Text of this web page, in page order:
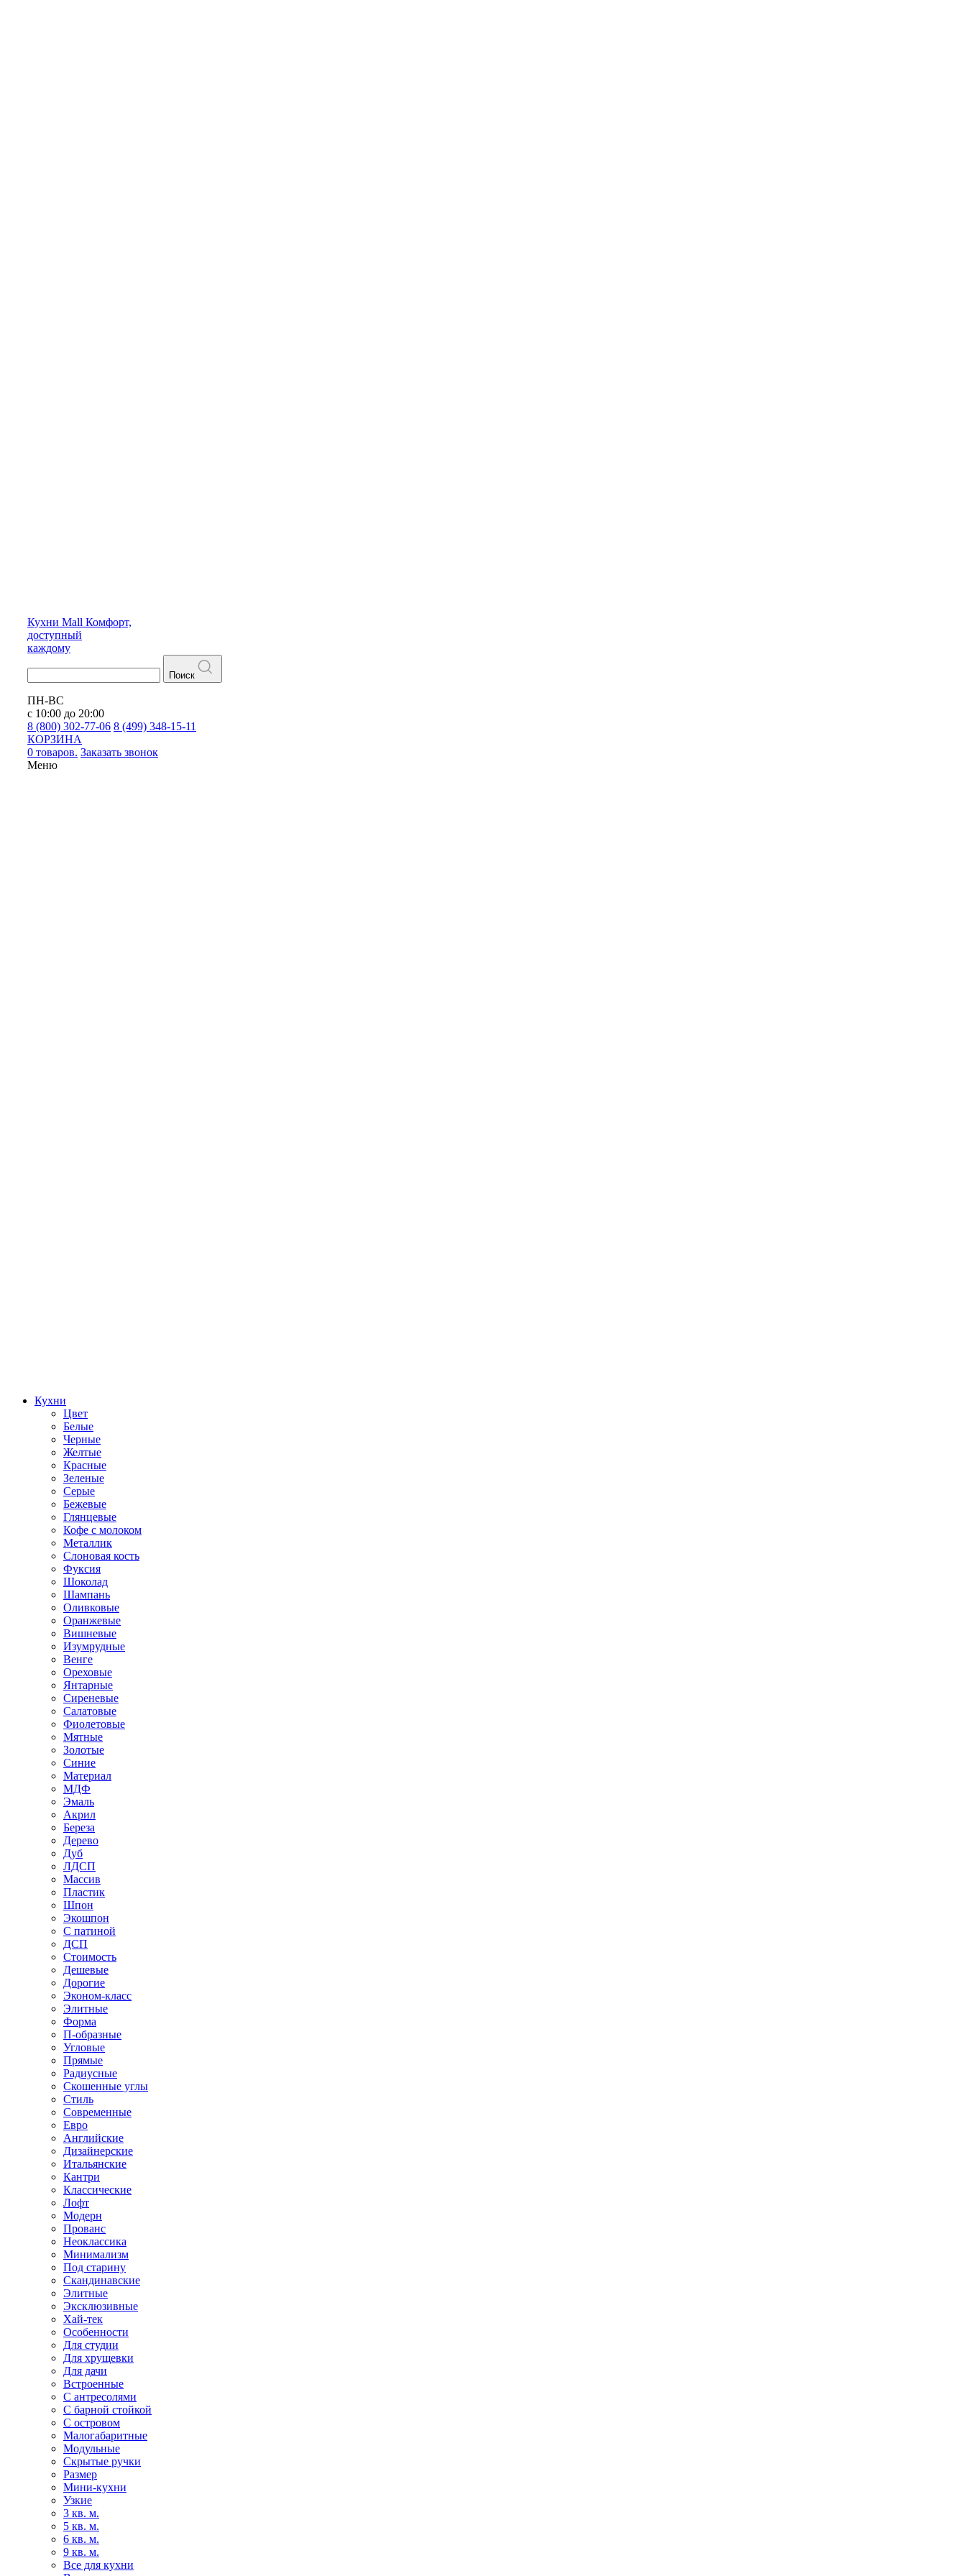
Кухни Mall Комфорт,
доступный
каждому
Поиск
ПН-ВС
с 10:00 до 20:00
8 (800) 302-77-06 8 (499) 348-15-11
КОРЗИНА
0 товаров. Заказать звонок
Меню
Кухни
Цвет
Белые
Черные
Желтые
Красные
Зеленые
Серые
Бежевые
Глянцевые
Кофе с молоком
Металлик
Слоновая кость
Фуксия
Шоколад
Шампань
Оливковые
Оранжевые
Вишневые
Изумрудные
Венге
Ореховые
Янтарные
Сиреневые
Салатовые
Фиолетовые
Мятные
Золотые
Синие
Материал
МДФ
Эмаль
Акрил
Береза
Дерево
Дуб
ЛДСП
Массив
Пластик
Шпон
Экошпон
С патиной
ДСП
Стоимость
Дешевые
Дорогие
Эконом-класс
Элитные
Форма
П-образные
Угловые
Прямые
Радиусные
Скошенные углы
Стиль
Современные
Евро
Английские
Дизайнерские
Итальянские
Кантри
Классические
Лофт
Модерн
Прованс
Неоклассика
Минимализм
Под старину
Скандинавские
Элитные
Эксклюзивные
Хай-тек
Особенности
Для студии
Для хрущевки
Для дачи
Встроенные
С антресолями
С барной стойкой
С островом
Малогабаритные
Модульные
Скрытые ручки
Размер
Мини-кухни
Узкие
3 кв. м.
5 кв. м.
6 кв. м.
9 кв. м.
Все для кухни